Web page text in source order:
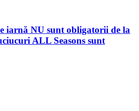
iarnă NU sunt obligatorii de la
ALL Seasons sunt